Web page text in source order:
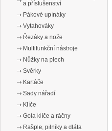
a příslušenství
Pákové upínáky
Vytahováky
Řezáky a nože
Multifunkční nástroje
Nůžky na plech
Svěrky
Kartáče
Sady nářadí
Klíče
Gola klíče a ráčny
Rašple, pilníky a dláta